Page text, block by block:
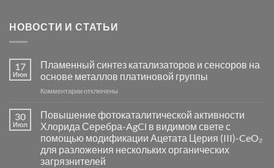
НОВОСТИ И СТАТЬИ
17
Июн
Пламенный синтез катализаторов и сенсоров на
основе металлов платиновой группы
Комментариик
Пламенный
синтез
катализаторов
и
сенсоров
на
отключены
30
Июл
Повышение фотокаталитической активности
Хлорида Серебра-AgCl в видимом свете с
помощью модификации Ацетата Церия (III)-CeO₂
для разложения нескольких органических
загрязнителей